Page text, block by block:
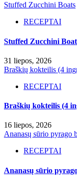
Stuffed Zucchini Boats
RECEPTAI
Stuffed Zucchini
31 liepos, 2026
Braškių kokteilis (4
RECEPTAI
Braškių kokteilis (4
16 liepos, 2026
Ananasų sūrio pyrago
RECEPTAI
Ananasų sūrio